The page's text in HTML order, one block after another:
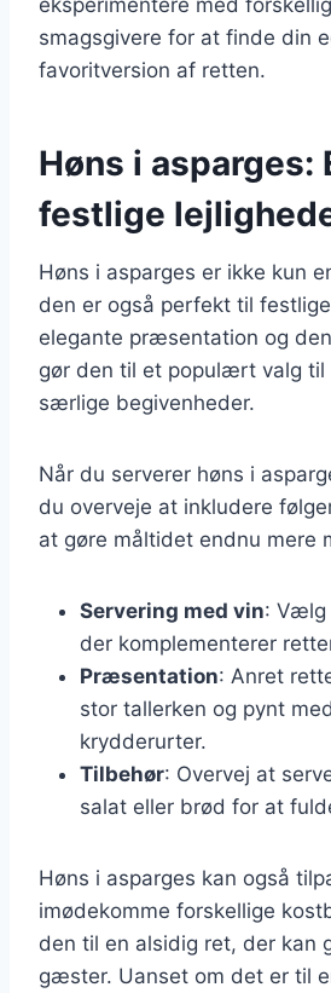
smagsgivere for at finde din
favoritversion af retten.
Høns i asparges:
festlige
Høns i asparges er ikke kun
den er også perfekt til
elegante præsentation og
gør den til et populært valg til
særlige begivenheder.
Når du serverer høns i
du overveje at inkludere
at gøre måltidet endnu mere
Servering med vin: Vælg
der komplementerer
Præsentation: Anret
stor tallerken og pynt
krydderurter.
Tilbehør: Overvej at
salat eller brød for at
Høns i asparges kan også
imødekomme forskellige
den til en alsidig ret, der kan
gæster. Uanset om det er til